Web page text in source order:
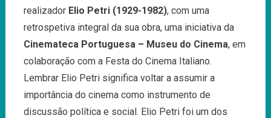
realizador Elio Petri (1929-1982), com uma
retrospetiva integral da sua obra, uma iniciativa da
Cinemateca Portuguesa – Museu do Cinema, em
colaboração com a Festa do Cinema Italiano.
Lembrar Elio Petri significa voltar a assumir a
importância do cinema como instrumento de
discussão política e social. Elio Petri foi um dos